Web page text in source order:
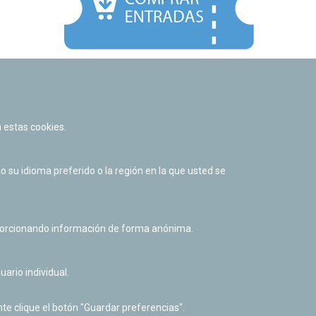
Política de cookies
Derecho de acceso a información pública
cookies.
su idioma preferido o la región en la que usted se
información de forma anónima.
individual.
clique el botón "Guardar preferencias".